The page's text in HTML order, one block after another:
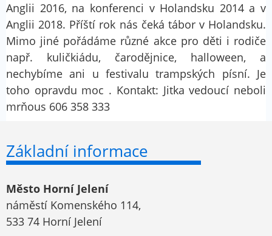
Anglii 2016, na konferenci v Holandsku 2014 a v
Anglii 2018. Příští rok nás čeká tábor v Holandsku.
Mimo jiné pořádáme různé akce pro děti i rodiče
např. kuličkiádu, čarodějnice, halloween, a
nechybíme ani u festivalu trampských písní. Je
toho opravdu moc . Kontakt: Jitka vedoucí neboli
mrňous 606 358 333
Základní informace
Město Horní Jelení
náměstí Komenského 114,
533 74 Horní Jelení